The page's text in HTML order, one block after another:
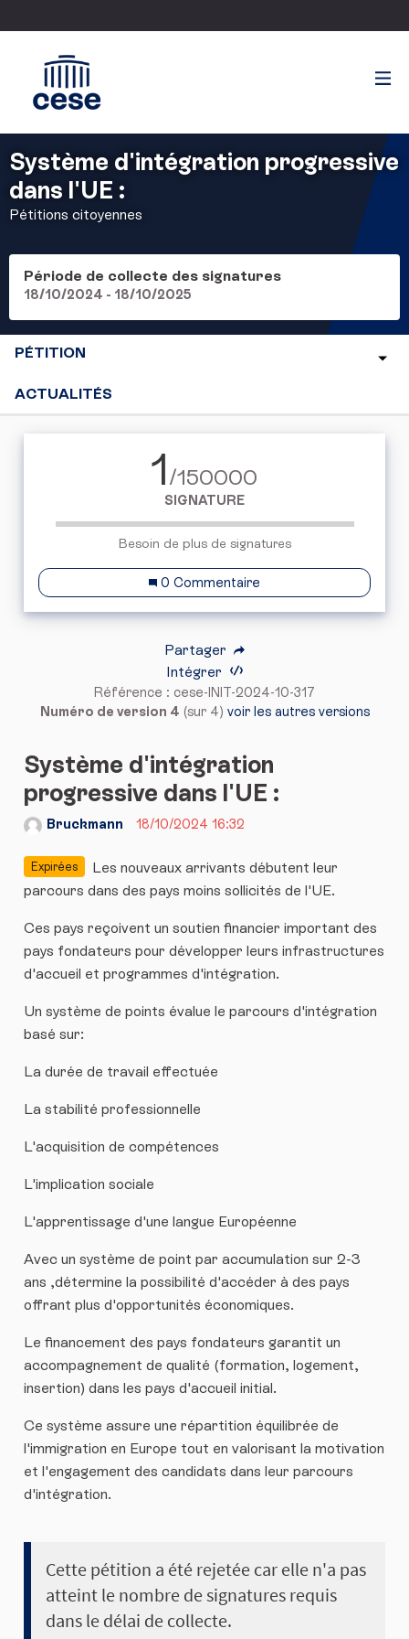
Système d'intégration progressive
dans l'UE :
Pétitions citoyennes
Période de collecte des signatures
18/10/2024 - 18/10/2025
PÉTITION
ACTUALITÉS
1/150000
SIGNATURE
Besoin de plus de signatures
0 Commentaire
Partager
Intégrer
Référence : cese-INIT-2024-10-317
Numéro de version 4 (sur 4) voir les autres versions
Système d'intégration
progressive dans l'UE :
Bruckmann 18/10/2024 16:32
Expirées
Les nouveaux arrivants débutent leur
parcours dans des pays moins sollicités de l'UE.
Ces pays reçoivent un soutien financier important des
pays fondateurs pour développer leurs infrastructures
d'accueil et programmes d'intégration.
Un système de points évalue le parcours d'intégration
basé sur:
La durée de travail effectuée
La stabilité professionnelle
L'acquisition de compétences
L'implication sociale
L'apprentissage d'une langue Européenne
Avec un système de point par accumulation sur 2-3
ans ,détermine la possibilité d'accéder à des pays
offrant plus d'opportunités économiques.
Le financement des pays fondateurs garantit un
accompagnement de qualité (formation, logement,
insertion) dans les pays d'accueil initial.
Ce système assure une répartition équilibrée de
l'immigration en Europe tout en valorisant la motivation
et l'engagement des candidats dans leur parcours
d'intégration.
Cette pétition a été rejetée car elle n'a pas
atteint le nombre de signatures requis
dans le délai de collecte.